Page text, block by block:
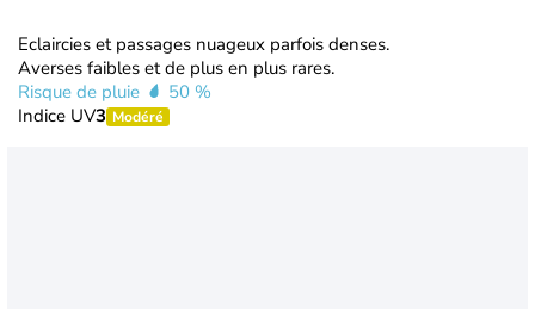
Eclaircies et passages nuageux parfois denses.
Averses faibles et de plus en plus rares.
Risque de pluie
50 %
Indice UV3 Modéré